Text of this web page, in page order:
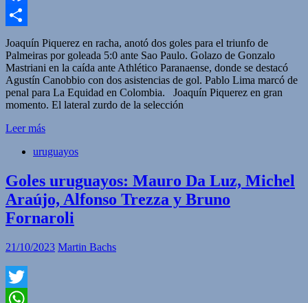
Facebook
Compartir
Joaquín Piquerez en racha, anotó dos goles para el triunfo de
Palmeiras por goleada 5:0 ante Sao Paulo. Golazo de Gonzalo
Mastriani en la caída ante Athlético Paranaense, donde se destacó
Agustín Canobbio con dos asistencias de gol. Pablo Lima marcó de
penal para La Equidad en Colombia. Joaquín Piquerez en gran
momento. El lateral zurdo de la selección
Leer más
uruguayos
Goles uruguayos: Mauro Da Luz, Michel
Araújo, Alfonso Trezza y Bruno
Fornaroli
21/10/2023 Martin Bachs
Twitter